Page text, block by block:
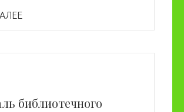
библиотечного